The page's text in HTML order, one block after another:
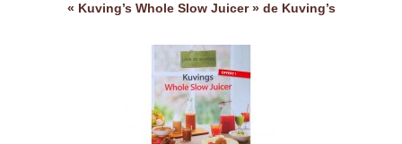
« Kuving’s Whole Slow Juicer » de Kuving’s